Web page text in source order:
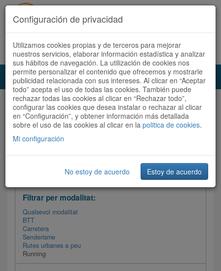
Accedeix Registra't ara Español Català
Audioruta Totes les rutes
Totes les rutes Ordenar per: Més recents / Dificultat
Filtrar les rutes
Filtrar per modalitat:
Qualsevol modalitat
BTT
Carretera
Senderisme
Rutes urbanes a peu
Running
Configuración de privacidad
Utilizamos cookies propias y de terceros para mejorar
nuestros servicios, elaborar información estadística y analizar
sus hábitos de navegación. La utilización de cookies nos
permite personalizar el contenido que ofrecemos y mostrarle
publicidad relacionada con sus intereses. Al clicar en “Aceptar
todo” acepta el uso de todas las cookies. También puede
rechazar todas las cookies al clicar en “Rechazar todo”,
configurar las cookies que desea instalar o rechazar al clicar
en “Configuración”, y obtener información más detallada
sobre el uso de las cookies al clicar en la politica de cookies.
Mi configuración
No estoy de acuerdo Estoy de acuerdo